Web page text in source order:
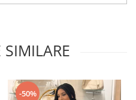
SIMILARE
-50%